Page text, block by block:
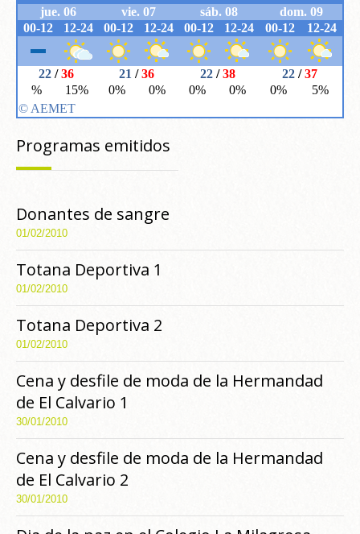
Programas emitidos
Donantes de sangre
01/02/2010
Totana Deportiva 1
01/02/2010
Totana Deportiva 2
01/02/2010
Cena y desfile de moda de la Hermandad
de El Calvario 1
30/01/2010
Cena y desfile de moda de la Hermandad
de El Calvario 2
30/01/2010